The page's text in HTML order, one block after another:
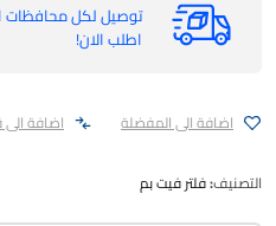
توصيل لكل محافظات
اطلب الان!
اضافة الى المفضلة اضافة الى
التصنيف:فلتر فيت بم